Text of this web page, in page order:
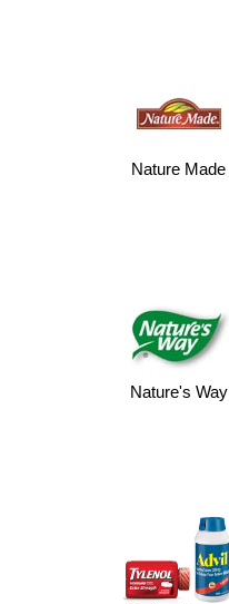
Nature Made
Nature's Way